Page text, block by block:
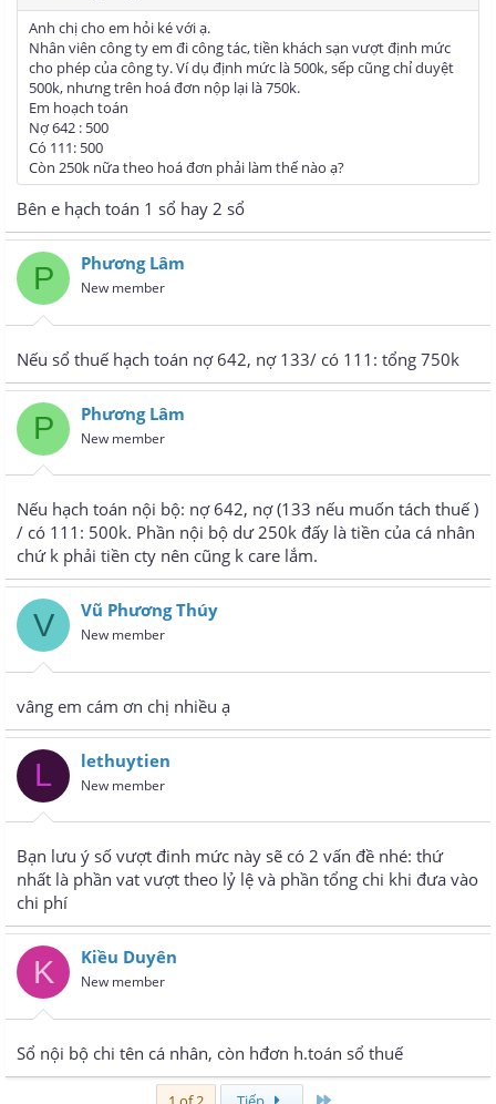
Anh chị cho em hỏi ké với ạ.
Nhân viên công ty em đi công tác, tiền khách sạn vượt định mức
cho phép của công ty. Ví dụ định mức là 500k, sếp cũng chỉ duyệt
500k, nhưng trên hoá đơn nộp lại là 750k.
Em hoạch toán
Nợ 642 : 500
Có 111: 500
Còn 250k nữa theo hoá đơn phải làm thế nào ạ?
Bên e hạch toán 1 sổ hay 2 sổ
P Phương Lâm
New member
Nếu sổ thuế hạch toán nợ 642, nợ 133/ có 111: tổng 750k
P Phương Lâm
New member
Nếu hạch toán nội bộ: nợ 642, nợ (133 nếu muốn tách thuế )
/ có 111: 500k. Phần nội bộ dư 250k đấy là tiền của cá nhân
chứ k phải tiền cty nên cũng k care lắm.
V Vũ Phương Thúy
New member
vâng em cám ơn chị nhiều ạ
L lethuytien
New member
Bạn lưu ý số vượt đinh mức này sẽ có 2 vấn đề nhé: thứ
nhất là phần vat vượt theo lỷ lệ và phần tổng chi khi đưa vào
chi phí
K Kiều Duyên
New member
Sổ nội bộ chi tên cá nhân, còn hđơn h.toán sổ thuế